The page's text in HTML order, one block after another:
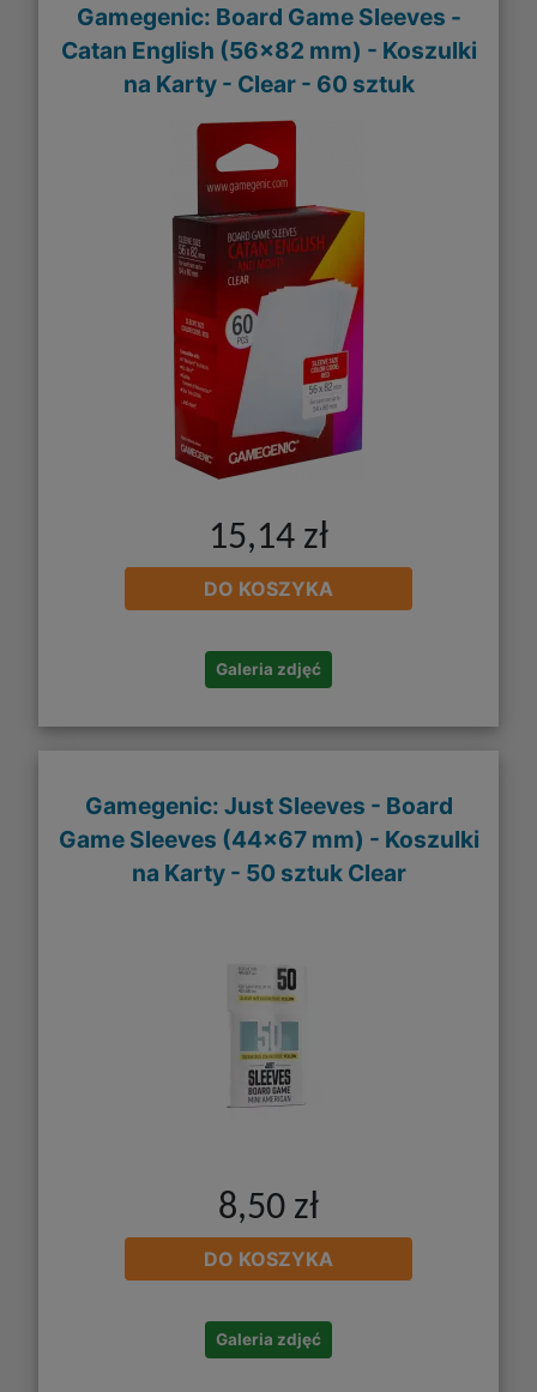
Gamegenic: Board Game Sleeves -
Catan English (56x82 mm) - Koszulki
na Karty - Clear - 60 sztuk
15,14 zł
DO KOSZYKA
Galeria zdjęć
Gamegenic: Just Sleeves - Board
Game Sleeves (44x67 mm) - Koszulki
na Karty - 50 sztuk Clear
8,50 zł
DO KOSZYKA
Galeria zdjęć